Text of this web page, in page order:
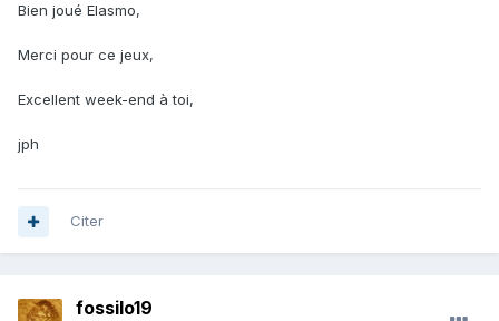
Bien joué Elasmo,
Merci pour ce jeux,
Excellent week-end à toi,
jph
Citer
fossilo19